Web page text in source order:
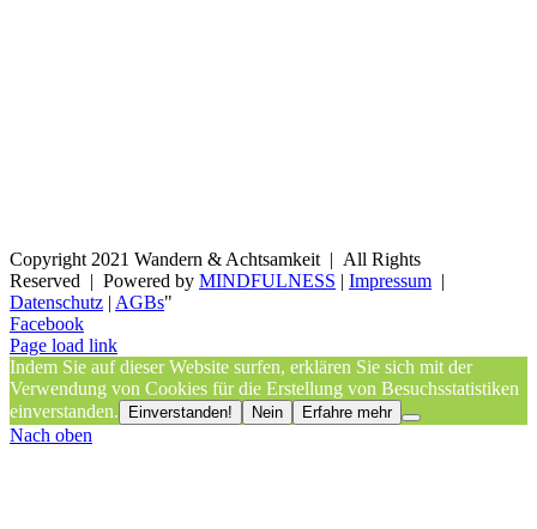
Copyright 2021 Wandern & Achtsamkeit | All Rights
Reserved | Powered by MINDFULNESS | Impressum |
Datenschutz | AGBs"
Facebook
Page load link
Indem Sie auf dieser Website surfen, erklären Sie sich mit der
Verwendung von Cookies für die Erstellung von Besuchsstatistiken
einverstanden.
Einverstanden! Nein Erfahre mehr
Nach oben